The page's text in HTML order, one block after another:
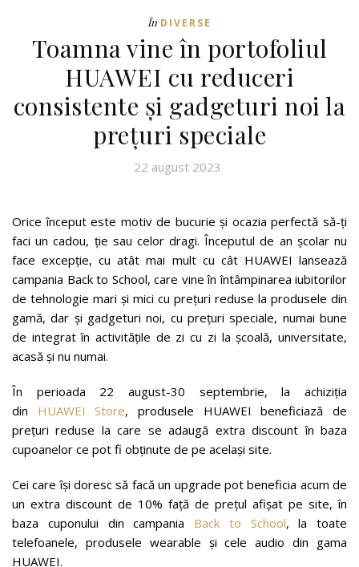
În DIVERSE
Toamna vine în portofoliul
HUAWEI cu reduceri
consistente și gadgeturi noi la
prețuri speciale
22 august 2023
Orice început este motiv de bucurie și ocazia perfectă să-ți
faci un cadou, ție sau celor dragi. Începutul de an școlar nu
face excepție, cu atât mai mult cu cât HUAWEI lansează
campania Back to School, care vine în întâmpinarea iubitorilor
de tehnologie mari și mici cu prețuri reduse la produsele din
gamă, dar și gadgeturi noi, cu prețuri speciale, numai bune
de integrat în activitățile de zi cu zi la școală, universitate,
acasă și nu numai.
În perioada 22 august-30 septembrie, la achiziția
din HUAWEI Store, produsele HUAWEI beneficiază de
prețuri reduse la care se adaugă extra discount în baza
cupoanelor ce pot fi obținute de pe același site.
Cei care își doresc să facă un upgrade pot beneficia acum de
un extra discount de 10% față de prețul afișat pe site, în
baza cuponului din campania Back to School, la toate
telefoanele, produsele wearable și cele audio din gama
HUAWEI.